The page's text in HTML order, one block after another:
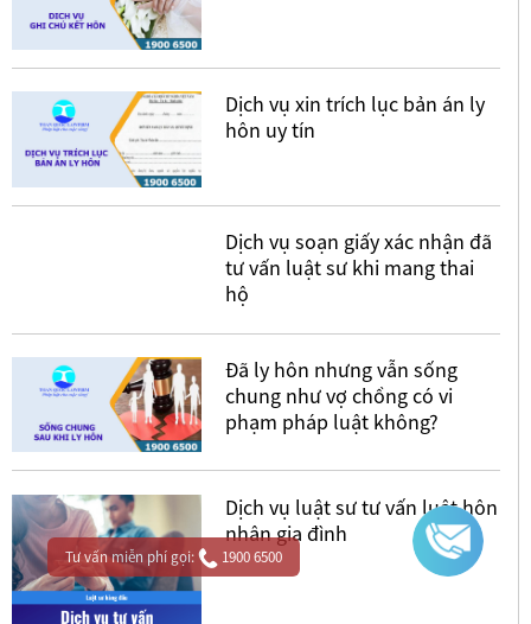
Dịch vụ xin trích lục bản án ly
hôn uy tín
Dịch vụ soạn giấy xác nhận đã
tư vấn luật sư khi mang thai
hộ
Đã ly hôn nhưng vẫn sống
chung như vợ chồng có vi
phạm pháp luật không?
Dịch vụ luật sư tư vấn luật hôn
nhân gia đình
Tư vấn miễn phí gọi: 1900 6500